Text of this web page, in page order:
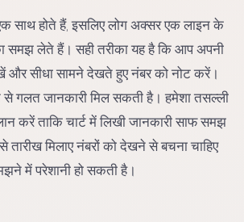
साथ होते हैं, इसलिए लोग अक्सर एक लाइन के
समझ लेते हैं। सही तरीका यह है कि आप अपनी
और सीधा सामने देखते हुए नंबर को नोट करें।
गलत जानकारी मिल सकती है। हमेशा तसल्ली
करें ताकि चार्ट में लिखी जानकारी साफ समझ
तारीख मिलाए नंबरों को देखने से बचना चाहिए
में परेशानी हो सकती है।